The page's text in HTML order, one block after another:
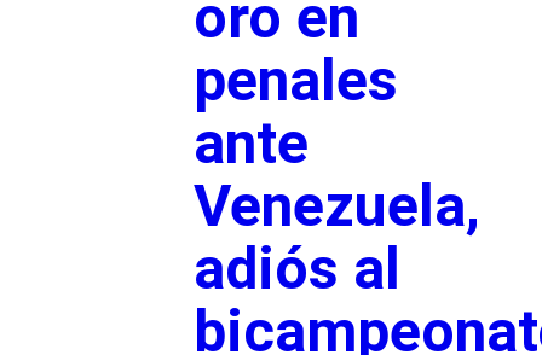
oro en
penales
ante
Venezuela,
adiós al